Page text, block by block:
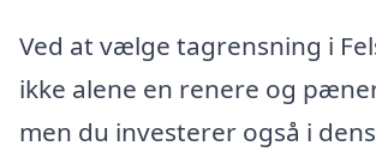
Ved at vælge tagrensning i
ikke alene en renere og
men du investerer også i dens